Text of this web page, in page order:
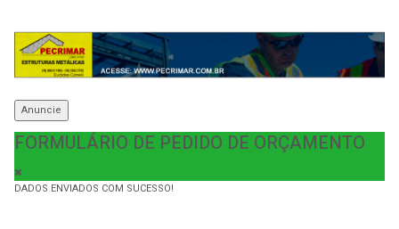
Anuncie
FORMULÁRIO DE PEDIDO DE ORÇAMENTO
DADOS ENVIADOS COM SUCESSO!